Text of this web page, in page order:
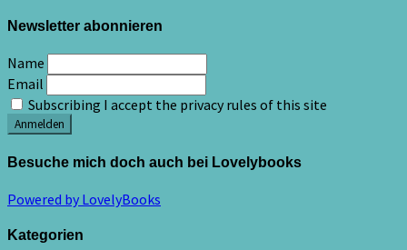
Newsletter abonnieren
Name
Email
Subscribing I accept the privacy rules of this site
Besuche mich doch auch bei Lovelybooks
Powered by LovelyBooks
Kategorien